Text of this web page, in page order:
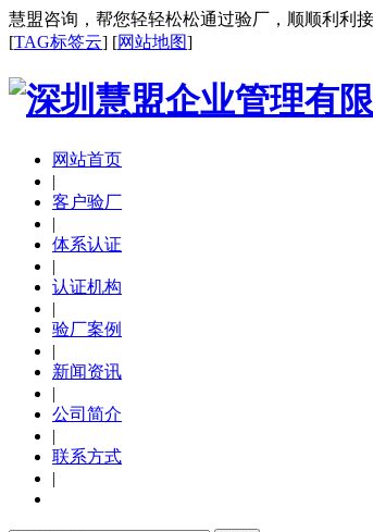
慧盟咨询，帮您轻轻松松通过验厂，顺顺利利接
[TAG标签云] [网站地图]
网站首页
|
客户验厂
|
体系认证
|
认证机构
|
验厂案例
|
新闻资讯
|
公司简介
|
联系方式
|